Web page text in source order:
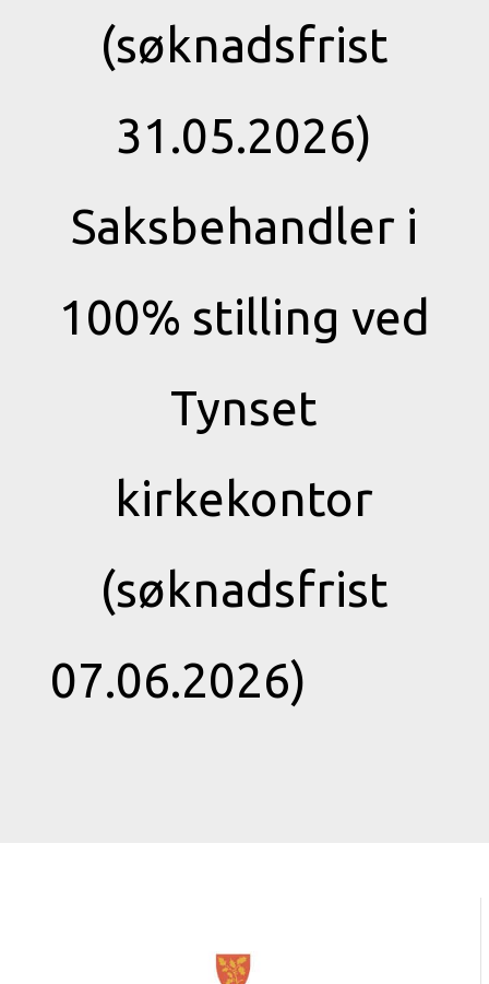
(søknadsfrist
31.05.2026)
Saksbehandler i
100% stilling ved
Tynset
kirkekontor
(søknadsfrist
07.06.2026)